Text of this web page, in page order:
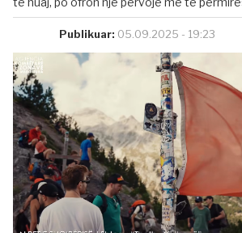
Publikuar: 05.09.2025 - 19:23